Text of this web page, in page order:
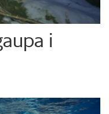
i